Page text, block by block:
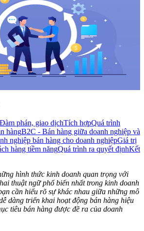
Đàm phán, giao dịchTích hợpQuá trình
hàngB2C - Bán hàng giữa doanh nghiệp và
nghiệp bán hàng cho doanh nghiệpGiá trị
hàng tiềm năngQuá trình ra quyết địnhKết
hình thức kinh doanh quan trọng với
thuật ngữ phổ biến nhất trong kinh doanh
cần hiểu rõ sự khác nhau giữa những mô
dàng triển khai hoạt động bán hàng hiệu
tiêu bán hàng được đề ra của doanh